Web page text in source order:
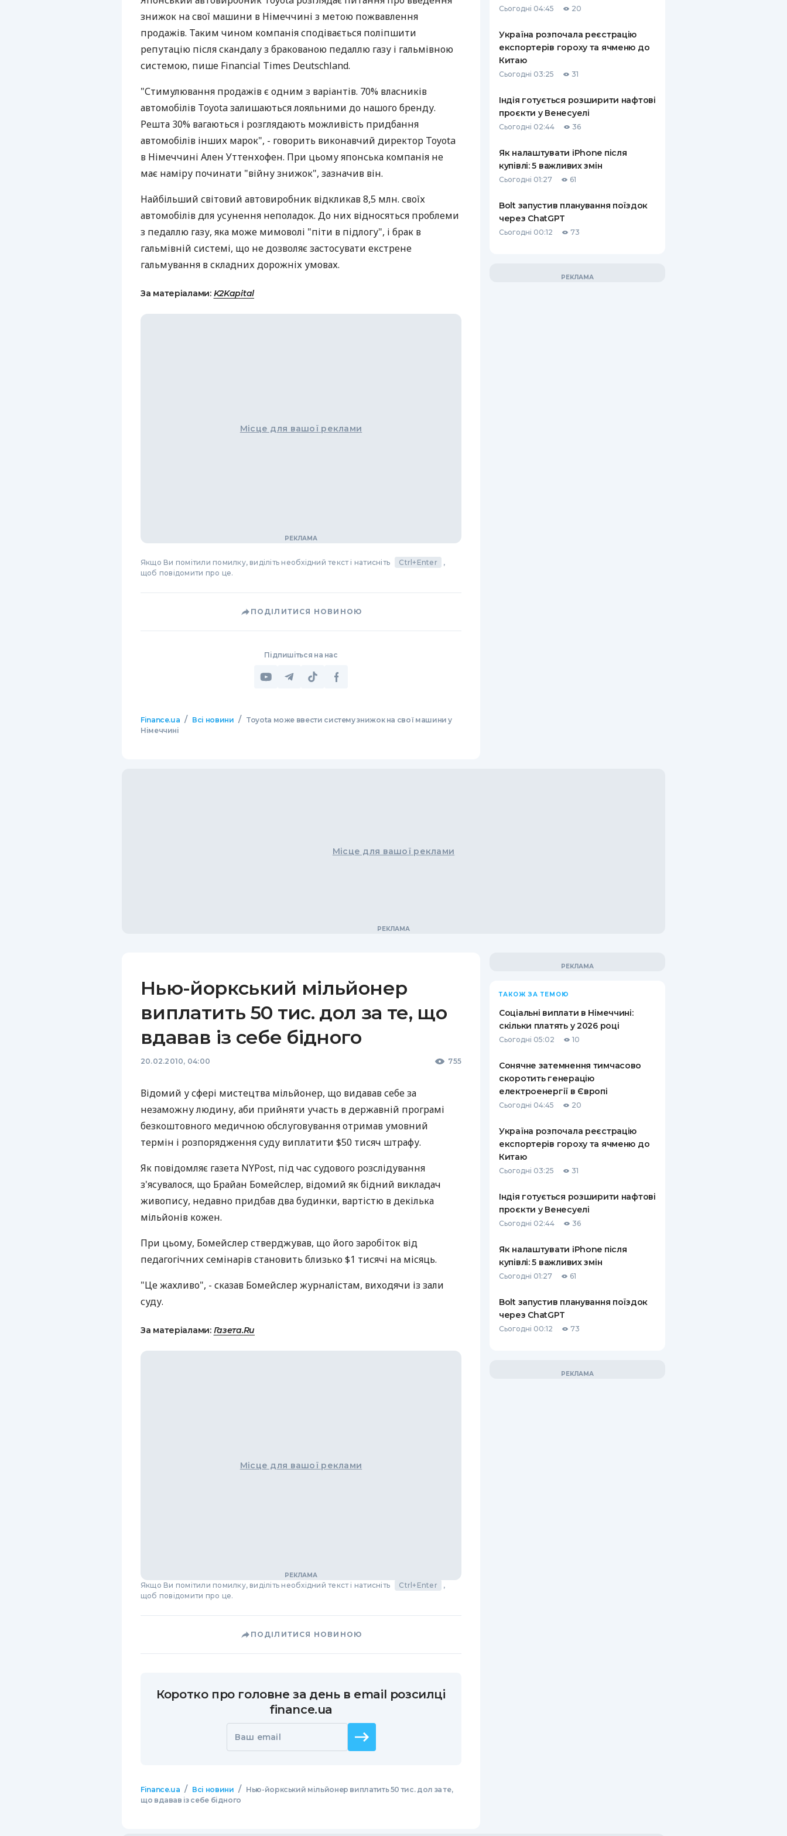
РЕЙТИНГ ДЕБЕТОВИХ
КАРТОК
ЩОМІСЯЧНИЙ ОГЛЯД
ПУТІВНИКИ ПО
СТРАХУВАННЮ
ВСІ СТРАХОВІ ПОЛІСИ
СТРАХОВІ КОМПАНІЇ
ВІДГУКИ ПРО СТРАХОВІ
КОМПАНІЇ
КОНТАКТИ
знижок на свої машини в Німеччині з метою пожвавлення
продажів. Таким чином компанія сподівається поліпшити
репутацію після скандалу з бракованою педаллю газу і гальмівною
системою, пише Financial Times Deutschland.
"Стимулювання продажів є одним з варіантів. 70% власників
автомобілів Toyota залишаються лояльними до нашого бренду.
Решта 30% вагаються і розглядають можливість придбання
автомобілів інших марок", - говорить виконавчий директор Toyota
в Німеччині Ален Уттенхофен. При цьому японська компанія не
має наміру починати "війну знижок", зазначив він.
Найбільший світовий автовиробник відкликав 8,5 млн. своїх
автомобілів для усунення неполадок. До них відносяться проблеми
з педаллю газу, яка може мимоволі "піти в підлогу", і брак в
гальмівній системі, що не дозволяє застосувати екстрене
гальмування в складних дорожніх умовах.
За матеріалами: K2Kapital
Місце для вашої реклами
Якщо Ви помітили помилку, виділіть необхідний текст і натисніть Ctrl+Enter
,
щоб повідомити про це.
ПОДІЛИТИСЯ НОВИНОЮ
Підпишіться на нас
Finance.ua / Всі новини / Toyota може ввести систему знижок на свої машини у
Німеччині
Сьогодні 04:45 20
Україна розпочала реєстрацію
експортерів гороху та ячменю до
Китаю
Сьогодні 03:25 31
Індія готується розширити нафтові
проєкти у Венесуелі
Сьогодні 02:44 36
Як налаштувати iPhone після
купівлі: 5 важливих змін
Сьогодні 01:27 61
Bolt запустив планування поїздок
через ChatGPT
Сьогодні 00:12 73
Місце для вашої реклами
Нью-йоркський мільйонер
виплатить 50 тис. дол за те, що
вдавав із себе бідного
20.02.2010, 04:00 755
Відомий у сфері мистецтва мільйонер, що видавав себе за
незаможну людину, аби прийняти участь в державній програмі
безкоштовного медичною обслуговування отримав умовний
термін і розпорядження суду виплатити $50 тисяч штрафу.
Як повідомляє газета NYPost, під час судового розслідування
з'ясувалося, що Брайан Бомейслер, відомий як бідний викладач
живопису, недавно придбав два будинки, вартістю в декілька
мільйонів кожен.
При цьому, Бомейслер стверджував, що його заробіток від
педагогічних семінарів становить близько $1 тисячі на місяць.
"Це жахливо", - сказав Бомейслер журналістам, виходячи із зали
суду.
За матеріалами: Газета.Ru
Місце для вашої реклами
Якщо Ви помітили помилку, виділіть необхідний текст і натисніть Ctrl+Enter
,
щоб повідомити про це.
ПОДІЛИТИСЯ НОВИНОЮ
Коротко про головне за день в email розсилці
finance.ua
Ваш email
Finance.ua / Всі новини / Нью-йоркський мільйонер виплатить 50 тис. дол за те,
що вдавав із себе бідного
ТАКОЖ ЗА ТЕМОЮ
Соціальні виплати в Німеччині:
скільки платять у 2026 році
Сьогодні 05:02 10
Сонячне затемнення тимчасово
скоротить генерацію
електроенергії в Європі
Сьогодні 04:45 20
Україна розпочала реєстрацію
експортерів гороху та ячменю до
Китаю
Сьогодні 03:25 31
Індія готується розширити нафтові
проєкти у Венесуелі
Сьогодні 02:44 36
Як налаштувати iPhone після
купівлі: 5 важливих змін
Сьогодні 01:27 61
Bolt запустив планування поїздок
через ChatGPT
Сьогодні 00:12 73